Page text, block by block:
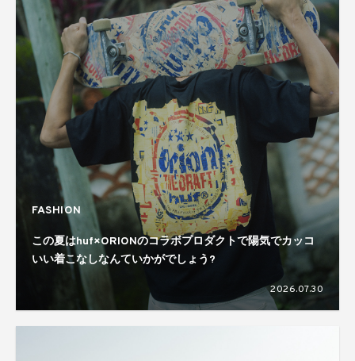
FASHION
この夏はhuf×ORIONのコラボプロダクトで陽気でカッコ
いい着こなしなんていかがでしょう?
2026.07.30